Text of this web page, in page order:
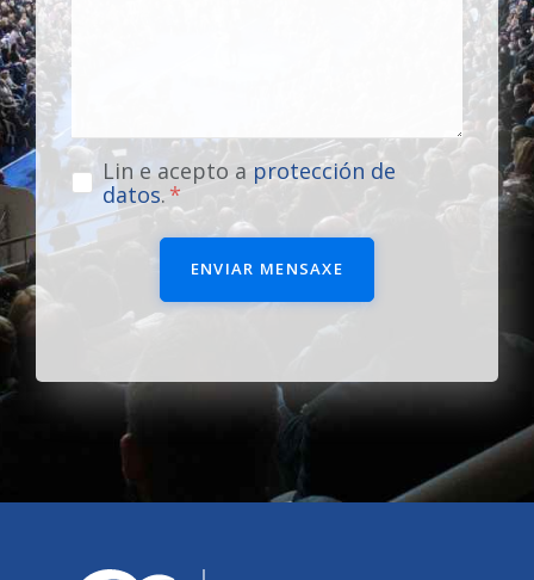
Lin e acepto a protección de
datos.
ENVIAR MENSAXE